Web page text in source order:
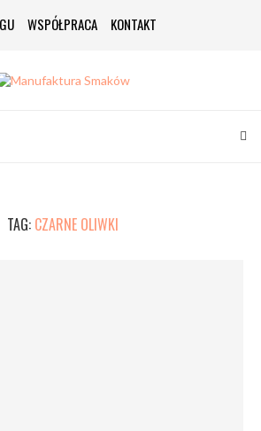
WSPÓŁPRACA KONTAKT
TAG: CZARNE OLIWKI